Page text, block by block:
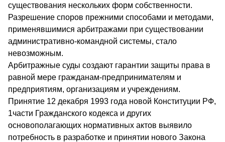
существования нескольких форм собственности.
Разрешение споров прежними способами и методами,
применявшимися арбитражами при существовании
административно-командной системы, стало
невозможным.
Арбитражные суды создают гарантии защиты права в
равной мере гражданам-предпринимателям и
предприятиям, организациям и учреждениям.
Принятие 12 декабря 1993 года новой Конституции РФ,
1части Гражданского кодекса и других
основополагающих нормативных актов выявило
потребность в разработке и принятии нового Закона